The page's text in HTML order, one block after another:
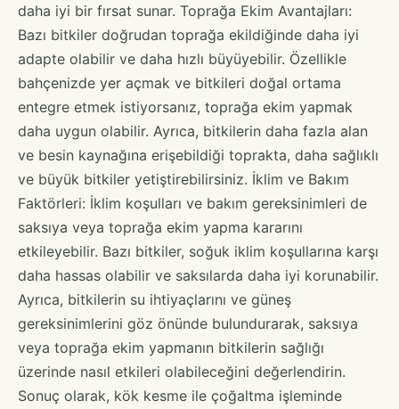
daha iyi bir fırsat sunar. Toprağa Ekim Avantajları:
Bazı bitkiler doğrudan toprağa ekildiğinde daha iyi
adapte olabilir ve daha hızlı büyüyebilir. Özellikle
bahçenizde yer açmak ve bitkileri doğal ortama
entegre etmek istiyorsanız, toprağa ekim yapmak
daha uygun olabilir. Ayrıca, bitkilerin daha fazla alan
ve besin kaynağına erişebildiği toprakta, daha sağlıklı
ve büyük bitkiler yetiştirebilirsiniz. İklim ve Bakım
Faktörleri: İklim koşulları ve bakım gereksinimleri de
saksıya veya toprağa ekim yapma kararını
etkileyebilir. Bazı bitkiler, soğuk iklim koşullarına karşı
daha hassas olabilir ve saksılarda daha iyi korunabilir.
Ayrıca, bitkilerin su ihtiyaçlarını ve güneş
gereksinimlerini göz önünde bulundurarak, saksıya
veya toprağa ekim yapmanın bitkilerin sağlığı
üzerinde nasıl etkileri olabileceğini değerlendirin.
Sonuç olarak, kök kesme ile çoğaltma işleminde